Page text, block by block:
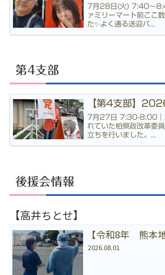
7月28日(火) 7:40〜
ァミリーマート前ここ
た✨よく通る送迎バ...
第4支部
【第4支部】
7月27日 7:30-8:00｜
れていた柏県政改革委
立ちを行いました。...
後援会情報
【高井ちとせ】
【令和8年 熊本
2026.08.01